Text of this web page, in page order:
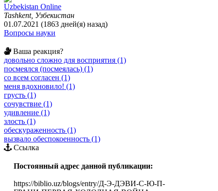
Uzbekistan Online
Tashkent, Узбекистан
01.07.2021 (1863 дней(я) назад)
Вопросы науки
Ваша реакция?
довольно сложно для восприятия (1)
посмеялся (посмеялась) (1)
со всем согласен (1)
меня вдохновило! (1)
грусть (1)
сочувствие (1)
удивление (1)
злость (1)
обескураженность (1)
вызвало обеспокоенность (1)
Ссылка
Постоянный адрес данной публикации:
https://biblio.uz/blogs/entry/Д-Э-ДЭВИ-С-Ю-П-